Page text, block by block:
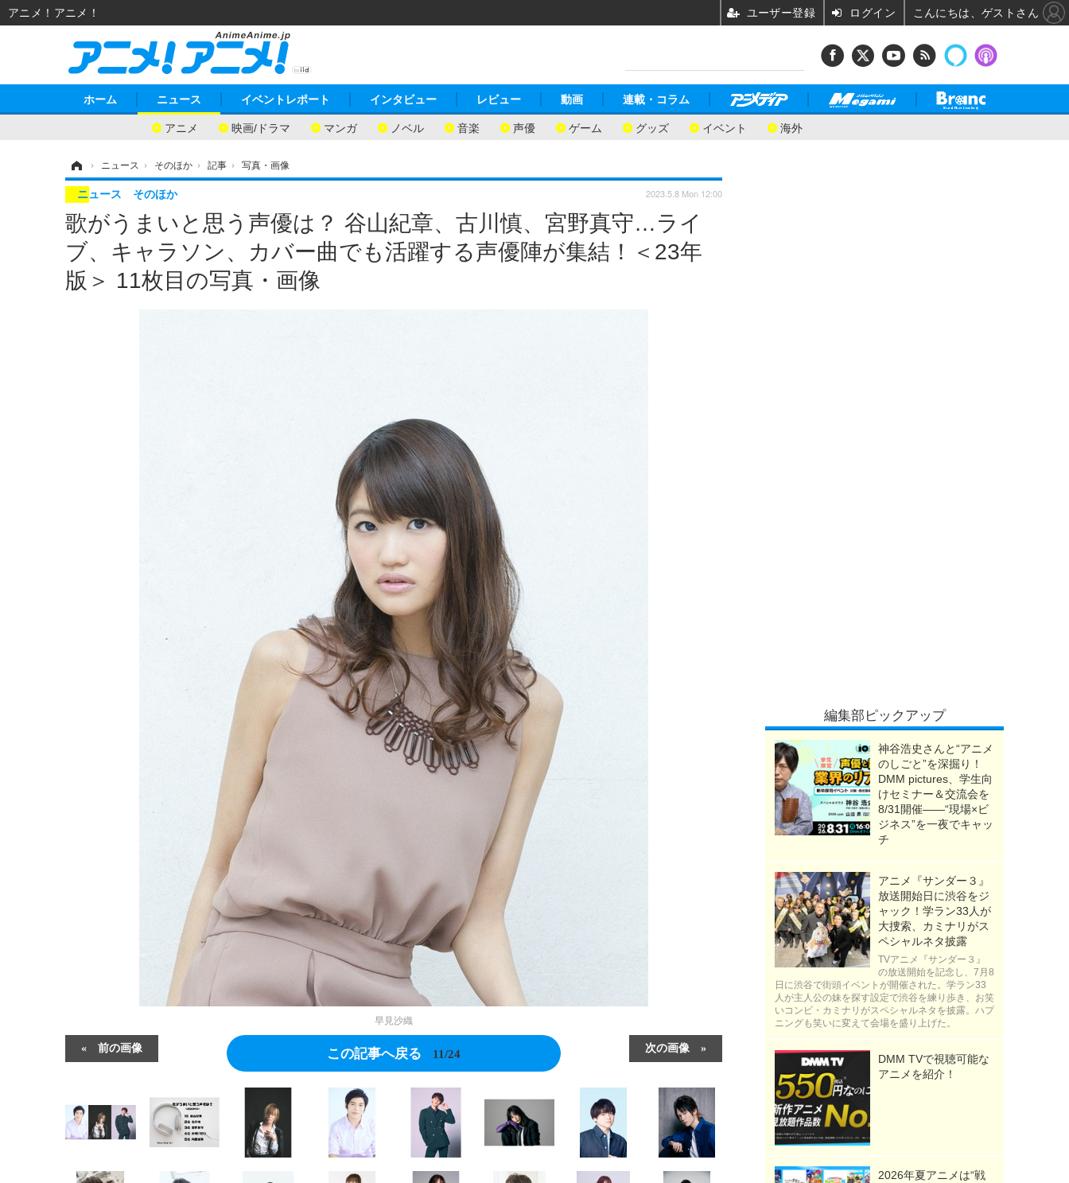
ホーム ニュース
アニメ 映画/ドラマ マンガ ノベル 音楽 声優 ゲーム グッズ イベント 海外
イベントレポート インタビュー レビュー 動画 連載・コラム
› ニュース › そのほか › 記事 › 写真・画像
歌がうまいと思う声優は？ 谷山紀章、古川慎、宮野真守…ライ
ブ、キャラソン、カバー曲でも活躍する声優陣が集結！＜23年
版＞ 11枚目の写真・画像
ニュース そのほか 2023.5.8 Mon 12:00
早見沙織
前の画像 次の画像
この記事へ戻る 11/24
編集部ピックアップ
神谷浩史さんと“アニメ
のしごと”を深掘り！
DMM pictures、学生向
けセミナー＆交流会を
8/31開催――“現場×ビ
ジネス”を一夜でキャッ
チ
アニメ『サンダー３』
放送開始日に渋谷をジ
ャック！学ラン33人が
大捜索、カミナリがス
ペシャルネタ披露
TVアニメ『サンダー３』
の放送開始を記念し、7月8
日に渋谷で街頭イベントが開催された。学ラン33
人が主人公の妹を探す設定で渋谷を練り歩き、お笑
いコンビ・カミナリがスペシャルネタを披露。ハプ
ニングも笑いに変えて会場を盛り上げた。
DMM TVで視聴可能な
アニメを紹介！
2026年夏アニメは“戦
アニメ！アニメ！ ユーザー登録 ログイン こんにちは、ゲストさん